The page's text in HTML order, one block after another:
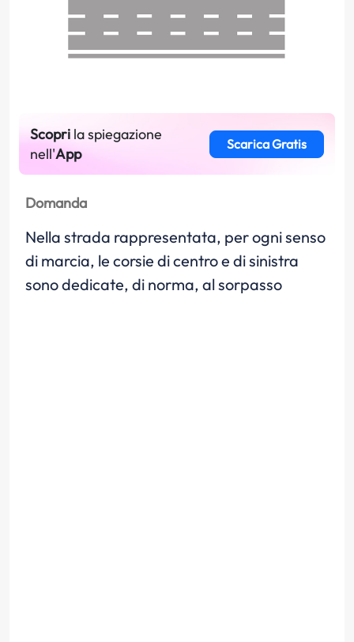
Scopri la spiegazione
nell'App
Scarica Gratis
Domanda
Nella strada rappresentata, per ogni senso
di marcia, le corsie di centro e di sinistra
sono dedicate, di norma, al sorpasso